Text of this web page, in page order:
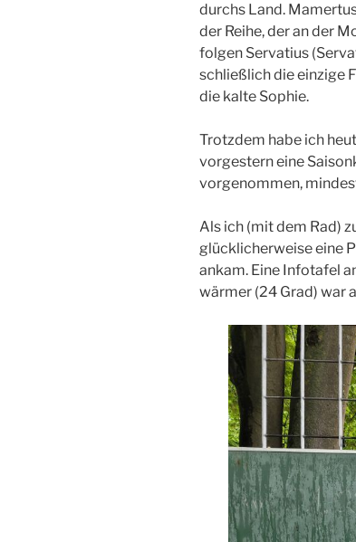
durchs Land.
der Reihe, der an der
folgen Servatius
schließlich die einzige
die kalte Sophie.
Trotzdem habe ich
vorgestern eine
vorgenommen,
Als ich (mit dem Rad)
glücklicherweise eine
ankam. Eine Infotafel
wärmer (24 Grad) war